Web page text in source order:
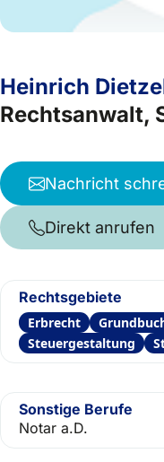
Heinrich
Rechtsanwalt,
Nachricht
Direkt anrufen
Rechtsgebiete
Erbrecht
Steuergestaltung
Sonstige Berufe
Notar a.D.